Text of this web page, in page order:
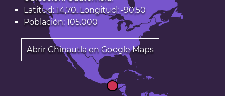
Latitud: 14,70. Longitud: -90,50
Población: 105.000
Abrir Chinautla en Google Maps